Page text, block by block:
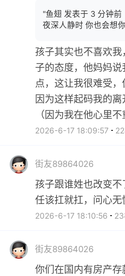
"鱼翅 发表于 3 分钟前
夜深人静时 你也会想
孩子其实也不喜欢
子的态度，他妈妈
点，这让我很难受，
因为这样起码我的
（因为我在他心里不
2026-6-17 18:09:57
街友89864026
孩子跟谁姓也改变
任该扛就扛，问心无
2026-6-17 18:10:56
街友89864026
你们在国内有房产存